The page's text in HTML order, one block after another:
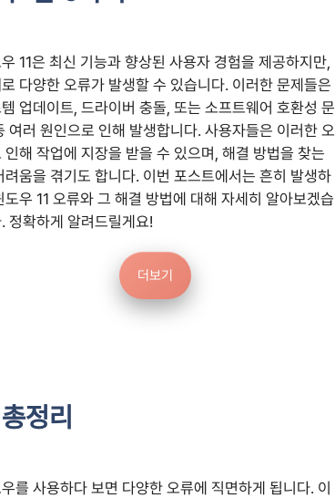
11은 최신 기능과 향상된 사용자 경험을 제공하지만,
다양한 오류가 발생할 수 있습니다. 이러한 문제들은
업데이트, 드라이버 충돌, 또는 소프트웨어 호환성 문
여러 원인으로 인해 발생합니다. 사용자들은 이러한 오
인해 작업에 지장을 받을 수 있으며, 해결 방법을 찾는
려움을 겪기도 합니다. 이번 포스트에서는 흔히 발생하
도우 11 오류와 그 해결 방법에 대해 자세히 알아보겠습
정확하게 알려드릴게요!
더보기
정리
를 사용하다 보면 다양한 오류에 직면하게 됩니다. 이